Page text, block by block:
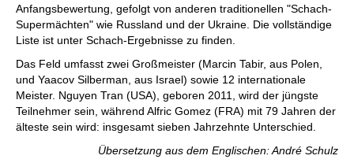
Anfangsbewertung, gefolgt von anderen traditionellen "Schach-
Supermächten" wie Russland und der Ukraine. Die vollständige
Liste ist unter Schach-Ergebnisse zu finden.
Das Feld umfasst zwei Großmeister (Marcin Tabir, aus Polen,
und Yaacov Silberman, aus Israel) sowie 12 internationale
Meister. Nguyen Tran (USA), geboren 2011, wird der jüngste
Teilnehmer sein, während Alfric Gomez (FRA) mit 79 Jahren der
älteste sein wird: insgesamt sieben Jahrzehnte Unterschied.
Übersetzung aus dem Englischen: André Schulz